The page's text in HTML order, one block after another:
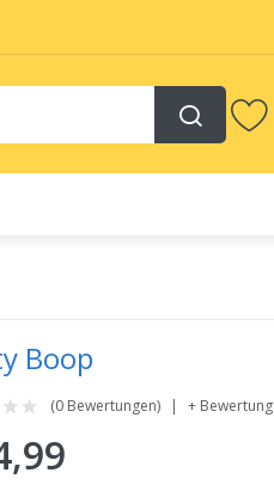
Boop
(0 Bewertungen) + Bewertung